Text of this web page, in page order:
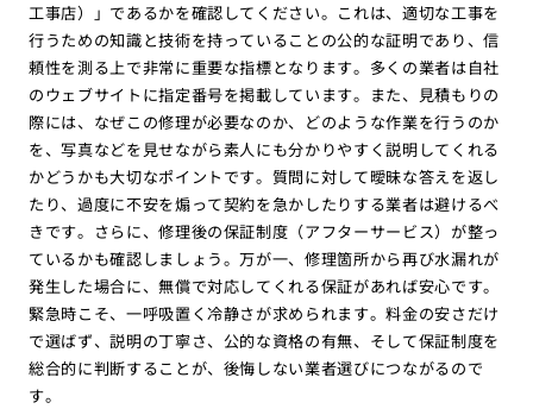
工事店）」であるかを確認してください。これは、適切な工事を
行うための知識と技術を持っていることの公的な証明であり、信
頼性を測る上で非常に重要な指標となります。多くの業者は自社
のウェブサイトに指定番号を掲載しています。また、見積もりの
際には、なぜこの修理が必要なのか、どのような作業を行うのか
を、写真などを見せながら素人にも分かりやすく説明してくれる
かどうかも大切なポイントです。質問に対して曖昧な答えを返し
たり、過度に不安を煽って契約を急かしたりする業者は避けるべ
きです。さらに、修理後の保証制度（アフターサービス）が整っ
ているかも確認しましょう。万が一、修理箇所から再び水漏れが
発生した場合に、無償で対応してくれる保証があれば安心です。
緊急時こそ、一呼吸置く冷静さが求められます。料金の安さだけ
で選ばず、説明の丁寧さ、公的な資格の有無、そして保証制度を
総合的に判断することが、後悔しない業者選びにつながるので
す。